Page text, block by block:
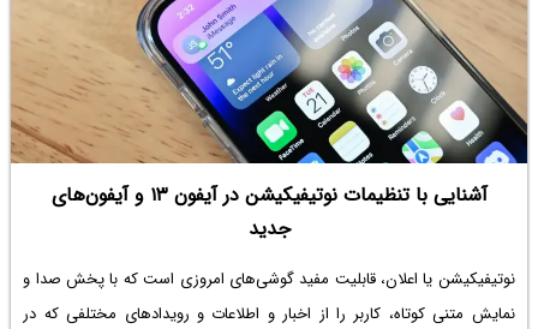
آشنایی با تنظیمات نوتیفیکیشن در آیفون ۱۳ و آیفون‌های
جدید
نوتیفیکیشن یا اعلان، قابلیت مفید گوشی‌های امروزی است که با پخش صدا و
نمایش متنی کوتاه، کاربر را از اخبار و اطلاعات و رویدادهای مختلفی که در